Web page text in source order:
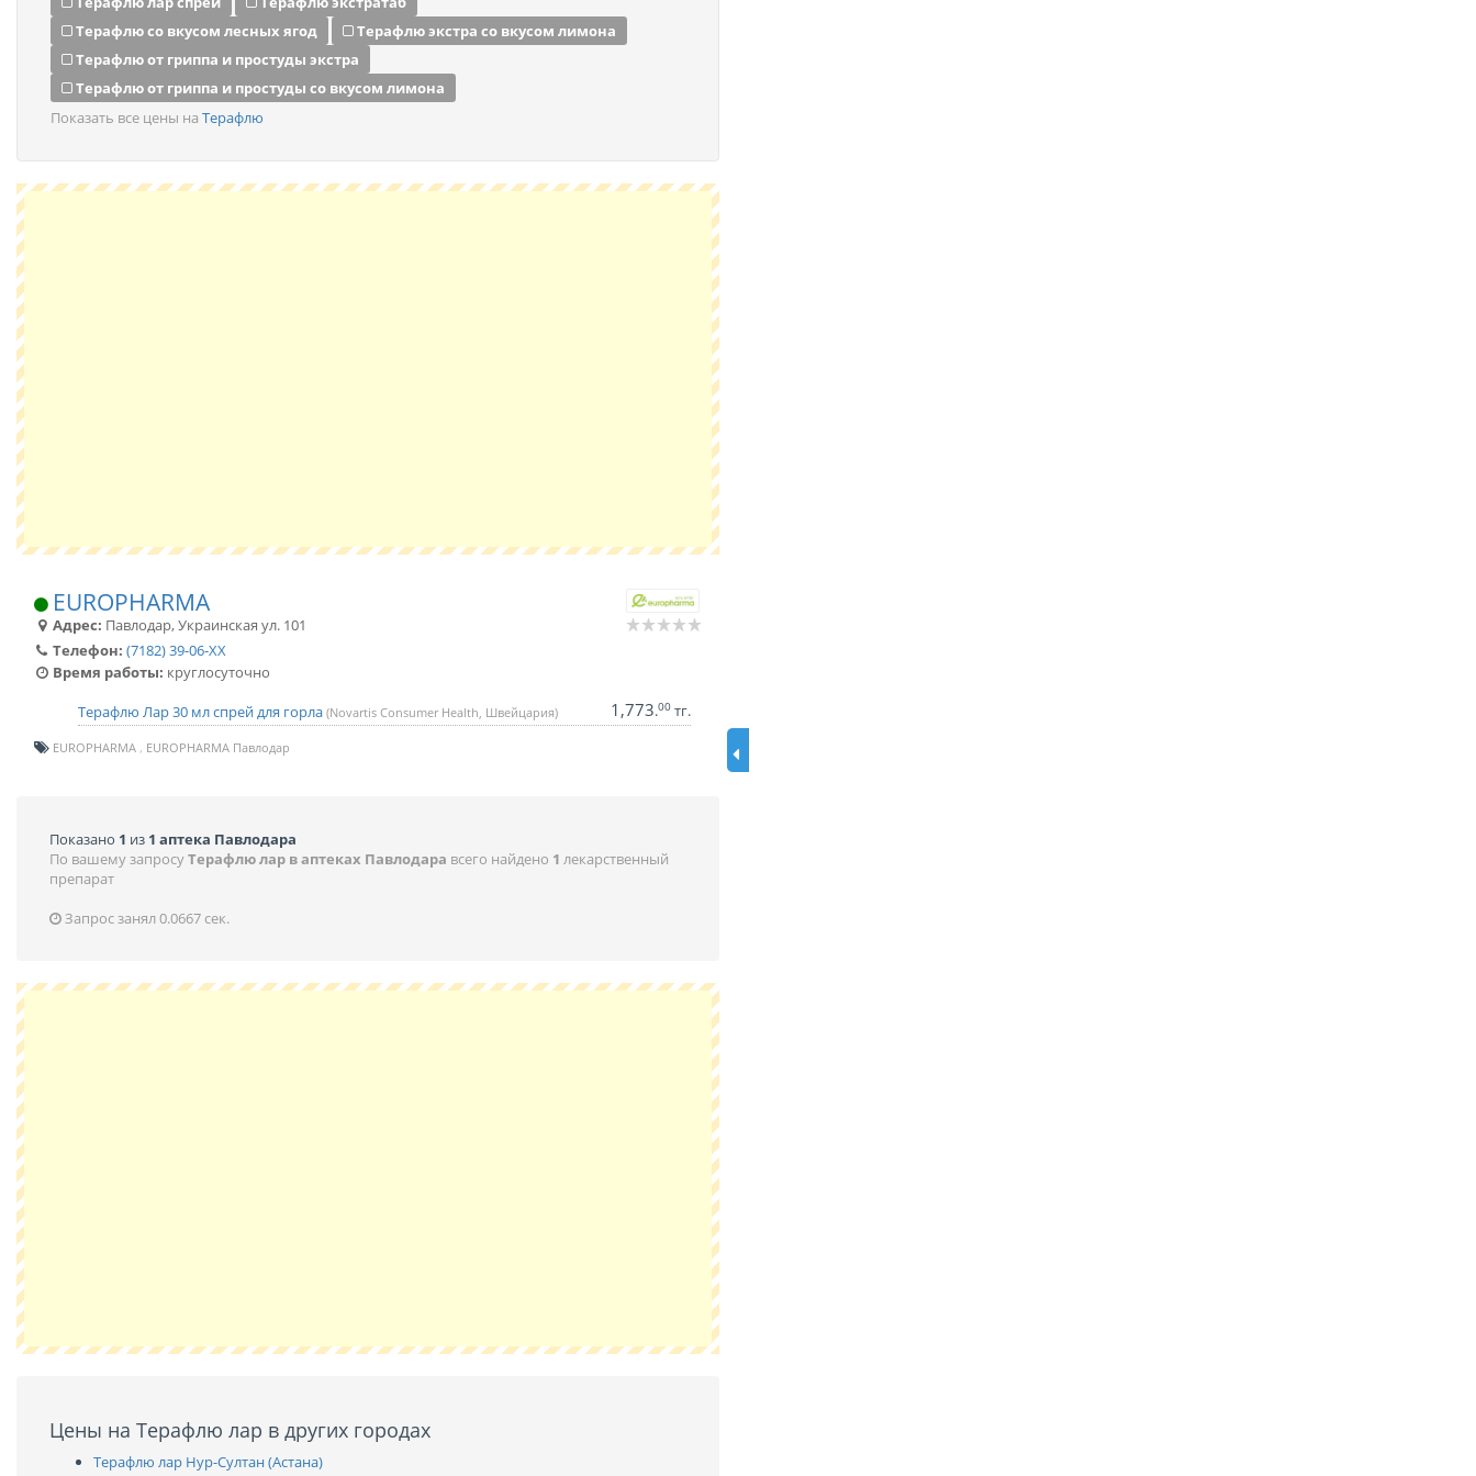
Терафлю со вкусом лесных ягод
Терафлю экстра со вкусом лимона
Терафлю от гриппа и простуды экстра
Терафлю от гриппа и простуды со вкусом лимона
Показать все цены на Терафлю
EUROPHARMA
Адрес: Павлодар,Украинская ул. 101
Телефон: (7182) 39-06-XX
Время работы: круглосуточно
Терафлю Лар 30 мл спрей для горла (Novartis Consumer Health, Швейцария) 1,773.00тг.
EUROPHARMA EUROPHARMA Павлодар
Показано 1 из 1 аптека Павлодара
По вашему запросуТерафлю лар в аптеках Павлодара всего найдено 1 лекарственный
препарат
Запрос занял 0.0667 сек.
Цены на Терафлю лар в других городах
Терафлю лар Нур-Султан (Астана)